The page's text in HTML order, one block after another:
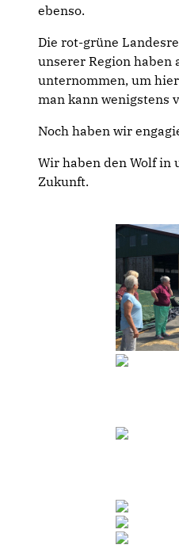
ebenso.
Die rot-grüne
unserer Region
unternommen, um
man kann wenigstens
Noch haben wir
Wir haben den Wolf in
Zukunft.